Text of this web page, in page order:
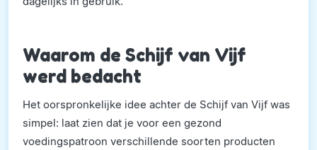
Waarom de Schijf van Vijf
werd bedacht
Het oorspronkelijke idee achter de Schijf van Vijf was
simpel: laat zien dat je voor een gezond
voedingspatroon verschillende soorten producten